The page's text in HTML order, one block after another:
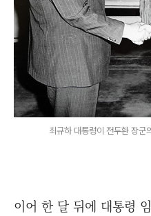
최규하 대통령이 전두환 장군
이어 한 달 뒤에 대통령